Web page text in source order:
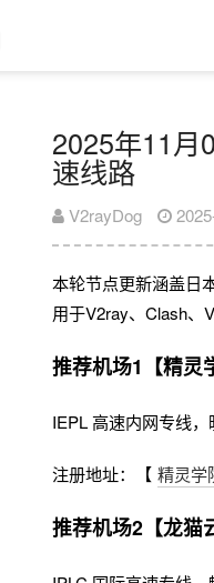
2025年11月
速线路
V2rayDog
本轮节点更新涵盖日
用于V2ray、Clash、
推荐机场1【精灵
IEPL 高速内网专线
注册地址：【 精灵学
推荐机场2【龙猫